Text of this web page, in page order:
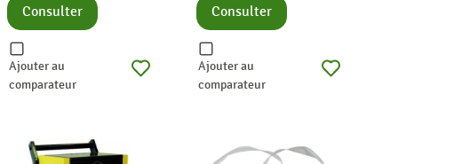
Consulter
Ajouter au
comparateur
Consulter
Ajouter au
comparateur